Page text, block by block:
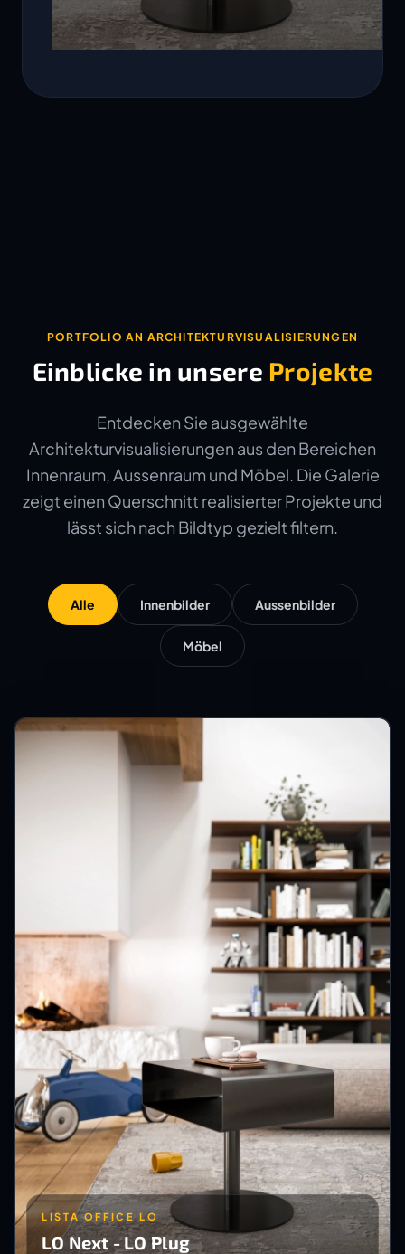
PORTFOLIO AN ARCHITEKTURVISUALISIERUNGEN
Einblicke in unsere Projekte
Entdecken Sie ausgewählte
Architekturvisualisierungen aus den Bereichen
Innenraum, Aussenraum und Möbel. Die Galerie
zeigt einen Querschnitt realisierter Projekte und
lässt sich nach Bildtyp gezielt filtern.
Alle Innenbilder Aussenbilder
Möbel
LISTA OFFICE LO
LO Next - LO Plug